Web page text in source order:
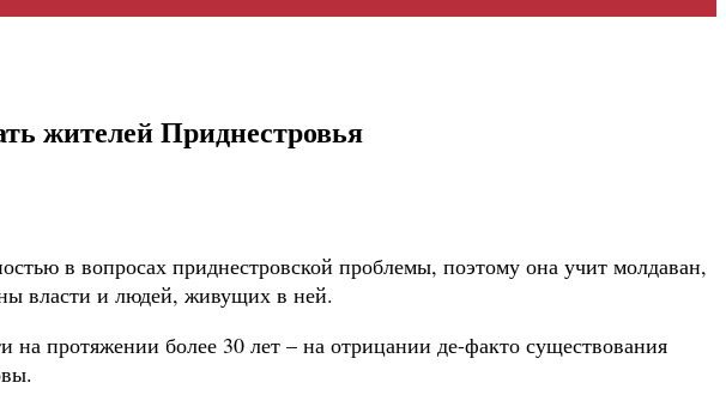
жителей Приднестровья
в вопросах приднестровской проблемы, поэтому она учит молдаван,
власти и людей, живущих в ней.
протяжении более 30 лет – на отрицании де-факто существования